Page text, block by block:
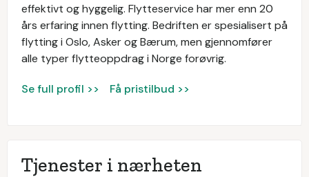
effektivt og hyggelig. Flytteservice har mer enn 20
års erfaring innen flytting. Bedriften er spesialisert på
flytting i Oslo, Asker og Bærum, men gjennomfører
alle typer flytteoppdrag i Norge forøvrig.
Se full profil >> Få pristilbud >>
Tjenester i nærheten